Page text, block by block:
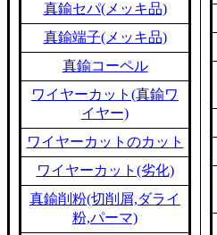
真鍮セパ(メッキ品)
真鍮端子(メッキ品)
真鍮コーペル
ワイヤーカット(真鍮ワ
イヤー)
ワイヤーカットのカット
ワイヤーカット(劣化)
真鍮削粉(切削屑,ダライ
粉,パーマ)